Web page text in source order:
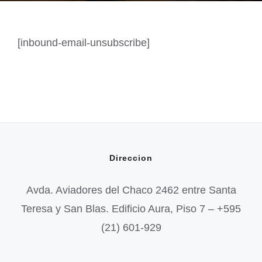
[inbound-email-unsubscribe]
Direccion
Avda. Aviadores del Chaco 2462 entre Santa
Teresa y San Blas. Edificio Aura, Piso 7 – +595
(21) 601-929